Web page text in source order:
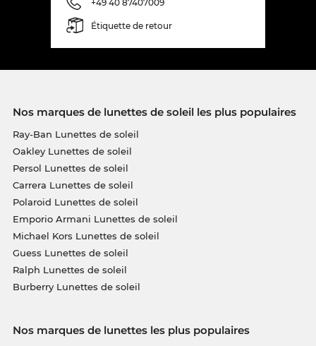
+49 40 87407009
Étiquette de retour
Nos marques de lunettes de soleil les plus populaires
Ray-Ban Lunettes de soleil
Oakley Lunettes de soleil
Persol Lunettes de soleil
Carrera Lunettes de soleil
Polaroid Lunettes de soleil
Emporio Armani Lunettes de soleil
Michael Kors Lunettes de soleil
Guess Lunettes de soleil
Ralph Lunettes de soleil
Burberry Lunettes de soleil
Nos marques de lunettes les plus populaires